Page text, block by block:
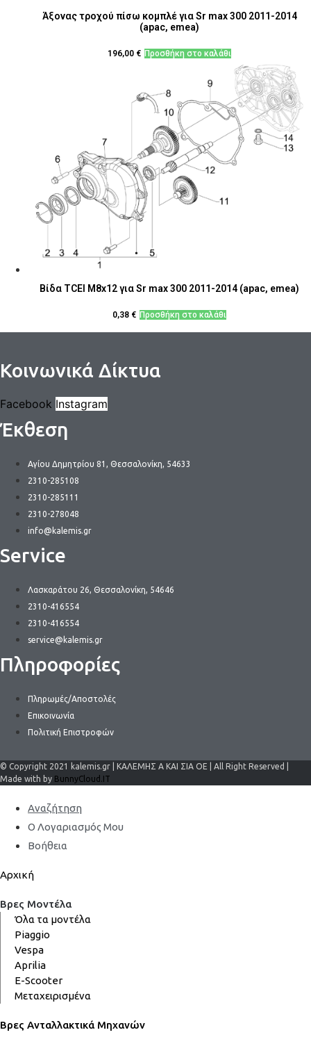
Άξονας τροχού πίσω κομπλέ για Sr max 300 2011-2014
(apac, emea)
196,00 € Προσθήκη στο καλάθι
Βίδα TCEI M8x12 για Sr max 300 2011-2014 (apac, emea)
0,38 € Προσθήκη στο καλάθι
Κοινωνικά Δίκτυα
Facebook Instagram
Έκθεση
Αγίου Δημητρίου 81, Θεσσαλονίκη, 54633
2310-285108
2310-285111
2310-278048
info@kalemis.gr
Service
Λασκαράτου 26, Θεσσαλονίκη, 54646
2310-416554
2310-416554
service@kalemis.gr
Πληροφορίες
Πληρωμές/Αποστολές
Επικοινωνία
Πολιτική Επιστροφών
© Copyright 2021 kalemis.gr | ΚΑΛΕΜΗΣ Α ΚΑΙ ΣΙΑ ΟΕ | All Right Reserved |
Made with by BunnyCloud.IT
Αναζήτηση
Ο Λογαριασμός Μου
Βοήθεια
Αρχική
Βρες Μοντέλα
Όλα τα μοντέλα
Piaggio
Vespa
Aprilia
E-Scooter
Μεταχειρισμένα
Βρες Ανταλλακτικά Μηχανών